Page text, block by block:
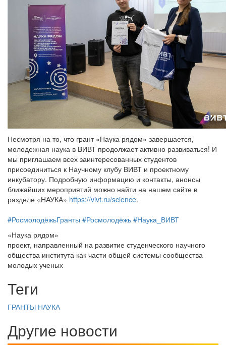
Несмотря на то, что грант «Наука рядом» завершается,
молодежная наука в ВИВТ продолжает активно развиваться! И
мы приглашаем всех заинтересованных студентов
присоединиться к Научному клубу ВИВТ и проектному
инкубатору. Подробную информацию и контакты, анонсы
ближайших мероприятий можно найти на нашем сайте в
разделе «НАУКА» https://vivt.ru/science.
#РосмолодёжьГранты #Росмолодёжь #Наука_ВИВТ
«Наука рядом»
проект, направленный на развитие студенческого научного
общества института как части общей системы сообщества
молодых ученых
Теги
ГРАНТЫ НАУКА
Другие новости